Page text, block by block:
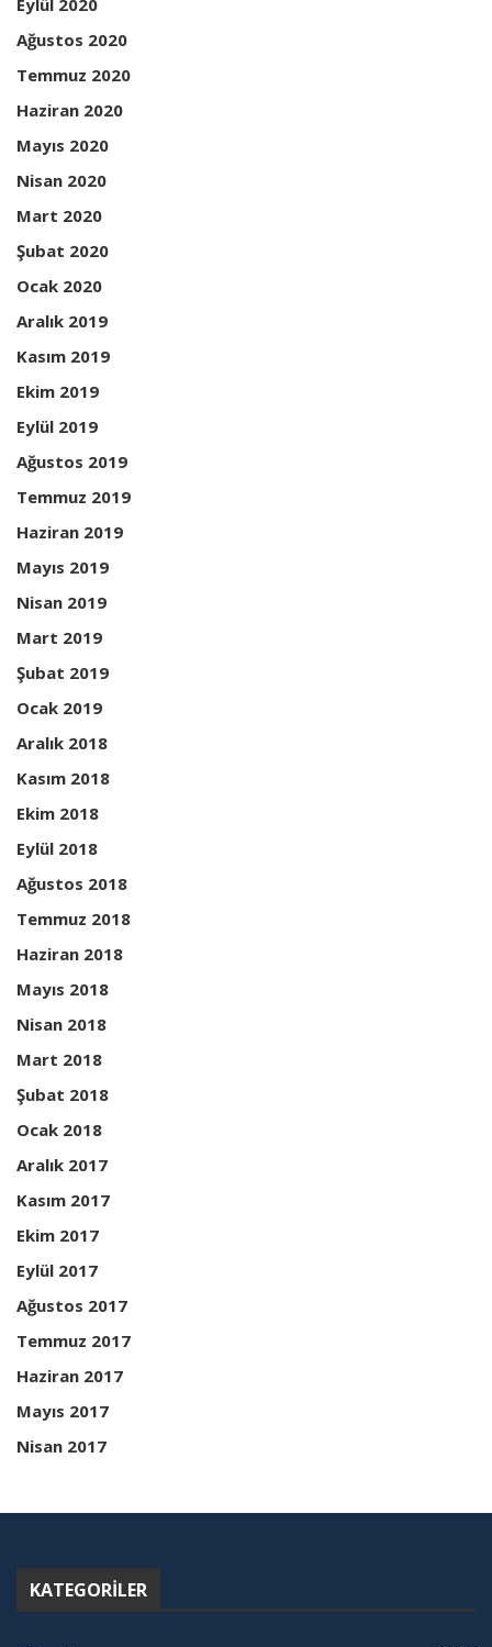
Ağustos 2020
Temmuz 2020
Haziran 2020
Mayıs 2020
Nisan 2020
Mart 2020
Şubat 2020
Ocak 2020
Aralık 2019
Kasım 2019
Ekim 2019
Eylül 2019
Ağustos 2019
Temmuz 2019
Haziran 2019
Mayıs 2019
Nisan 2019
Mart 2019
Şubat 2019
Ocak 2019
Aralık 2018
Kasım 2018
Ekim 2018
Eylül 2018
Ağustos 2018
Temmuz 2018
Haziran 2018
Mayıs 2018
Nisan 2018
Mart 2018
Şubat 2018
Ocak 2018
Aralık 2017
Kasım 2017
Ekim 2017
Eylül 2017
Ağustos 2017
Temmuz 2017
Haziran 2017
Mayıs 2017
Nisan 2017
KATEGORILER